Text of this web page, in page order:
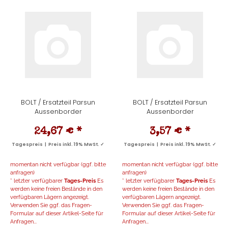
BOLT / Ersatzteil Parsun
Aussenborder
24,67 € *
Tagespreis | Preis inkl. 19% MwSt. ✓
momentan nicht verfügbar (ggf. bitte
anfragen)
* letzter verfügbarer Tages-Preis Es
werden keine freien Bestände in den
verfügbaren Lägern angezeigt.
Verwenden Sie ggf. das Fragen-
Formular auf dieser Artikel-Seite für
Anfragen...
BOLT / Ersatzteil Parsun
Aussenborder
3,57 € *
Tagespreis | Preis inkl. 19% MwSt. ✓
momentan nicht verfügbar (ggf. bitte
anfragen)
* letzter verfügbarer Tages-Preis Es
werden keine freien Bestände in den
verfügbaren Lägern angezeigt.
Verwenden Sie ggf. das Fragen-
Formular auf dieser Artikel-Seite für
Anfragen...